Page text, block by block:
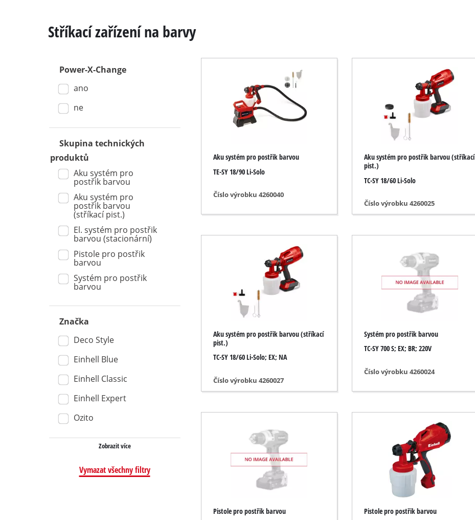
Stolní kotoučové pily
Ruční kotoučové pily
Pásové pily
Dekupírovací pily
Ostatní pily
Vysavače na mokré / suché sání
Dvojité brusky
Excentrické brusky
Vibrační brusky
Brusky na stěny / podlahy
Nástroje pro broušení a gravírování
Elektrické nůžky na živý plot
Akumulátorové nůžky na živý plot
Benzínové nůžky na živý plot
Teleskopické nůžky na živý plot
Zahradní čerpadla
Ponorná čerpadla
Čerpadla na znečištěnou vodu
Hlubinná čerpadla do studní
Domácí vodárny
Ostatní čerpadla
Akum. vertikutátory
Benzínový vertikutátor
Ruční vertikutátory
Akumulátorové řetězové pily
Stříkací zařízení na barvy
Power-X-Change
ano
ne
Skupina technických
produktů
Aku systém pro
postřik barvou
Aku systém pro
postřik barvou
(stříkací pist.)
El. systém pro postřik
barvou (stacionární)
Pistole pro postřik
barvou
Systém pro postřik
barvou
Značka
Deco Style
Einhell Blue
Einhell Classic
Einhell Expert
Ozito
Zobrazit více
Vymazat všechny filtry
Aku systém pro postřik barvou
TE-SY 18/90 Li-Solo
Číslo výrobku 4260040
Aku systém pro postřik barvou (stříkací
pist.)
TC-SY 18/60 Li-Solo
Číslo výrobku 4260025
Aku systém pro postřik barvou (stříkací
pist.)
TC-SY 18/60 Li-Solo; EX; NA
Číslo výrobku 4260027
Systém pro postřik barvou
TC-SY 700 S; EX; BR; 220V
Číslo výrobku 4260024
Pistole pro postřik barvou
Pistole pro postřik barvou